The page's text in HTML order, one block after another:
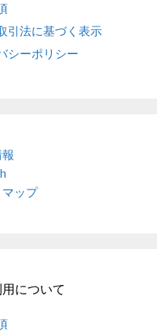
引法に基づく表示
シーポリシー
ップ
用について